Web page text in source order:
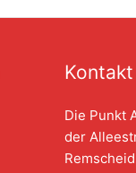
Kontakt
Die Punkt
der